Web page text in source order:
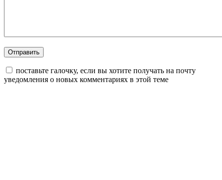
поставьте галочку, если вы хотите получать на почту
уведомления о новых комментариях в этой теме